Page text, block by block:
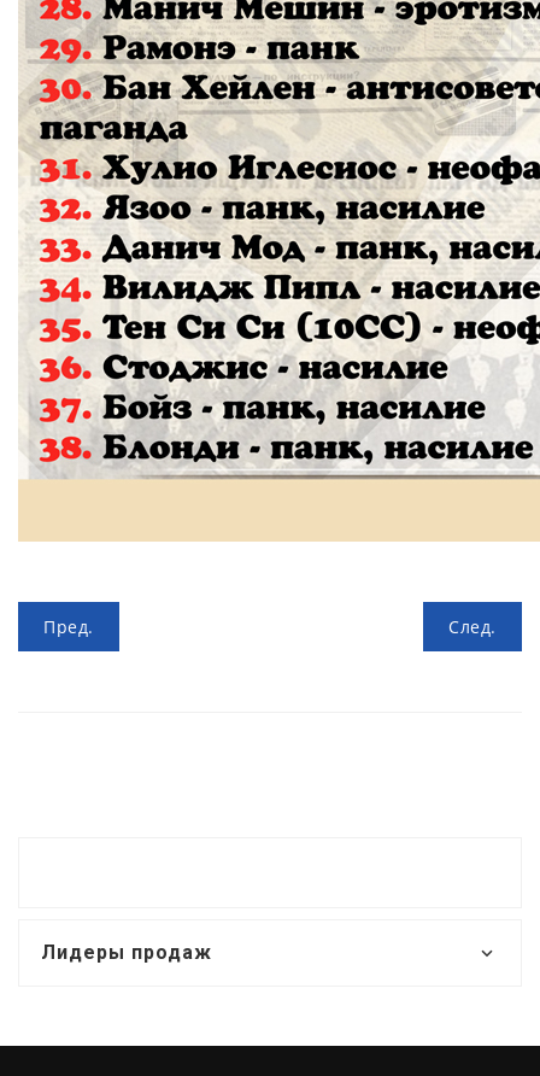
Пред. След.
Лидеры продаж